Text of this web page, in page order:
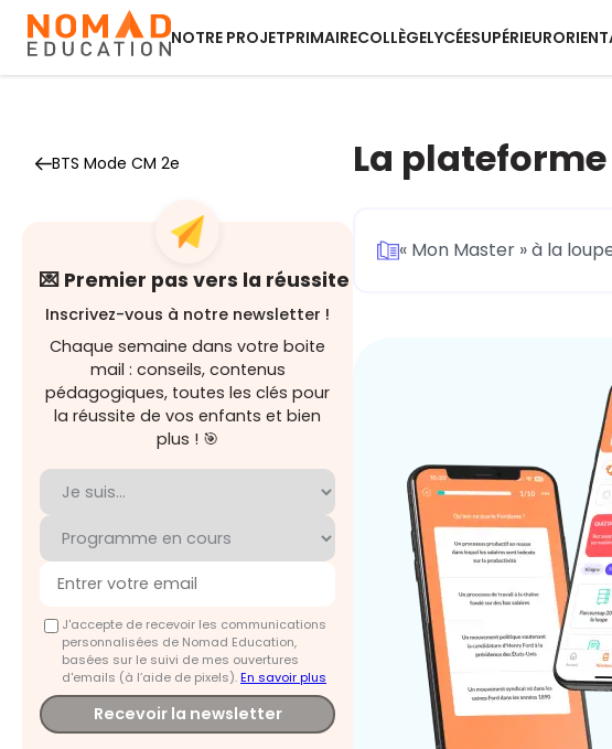
NOTRE PROJETPRIMAIRECOLLÈGELYCÉESUPÉRIEUR
BTS Mode CM 2e
💌 Premier pas vers la réussite
Inscrivez-vous à notre newsletter !
Chaque semaine dans votre boite
mail : conseils, contenus
pédagogiques, toutes les clés pour
la réussite de vos enfants et bien
plus ! 🎯
J'accepte de recevoir les communications
personnalisées de Nomad Education,
basées sur le suivi de mes ouvertures
d'emails (à l’aide de pixels).En savoir plus
Recevoir la newsletter
La
« Mon Master » à la